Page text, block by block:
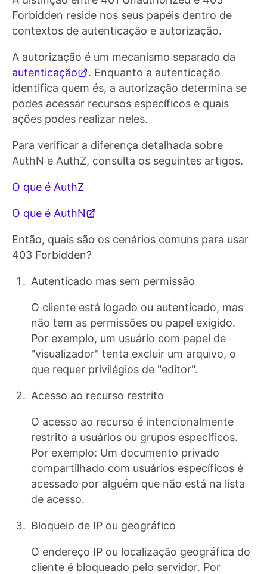
Forbidden reside nos seus papéis dentro de
contextos de autenticação e autorização.
A autorização é um mecanismo separado da
autenticação
. Enquanto a autenticação
identifica quem és, a autorização determina se
podes acessar recursos específicos e quais
ações podes realizar neles.
Para verificar a diferença detalhada sobre
AuthN e AuthZ, consulta os seguintes artigos.
O que é AuthZ
O que é AuthN
Então, quais são os cenários comuns para usar
403 Forbidden?
Autenticado mas sem permissão
O cliente está logado ou autenticado, mas
não tem as permissões ou papel exigido.
Por exemplo, um usuário com papel de
"visualizador" tenta excluir um arquivo, o
que requer privilégios de "editor".
Acesso ao recurso restrito
O acesso ao recurso é intencionalmente
restrito a usuários ou grupos específicos.
Por exemplo: Um documento privado
compartilhado com usuários específicos é
acessado por alguém que não está na lista
de acesso.
Bloqueio de IP ou geográfico
O endereço IP ou localização geográfica do
cliente é bloqueado pelo servidor. Por